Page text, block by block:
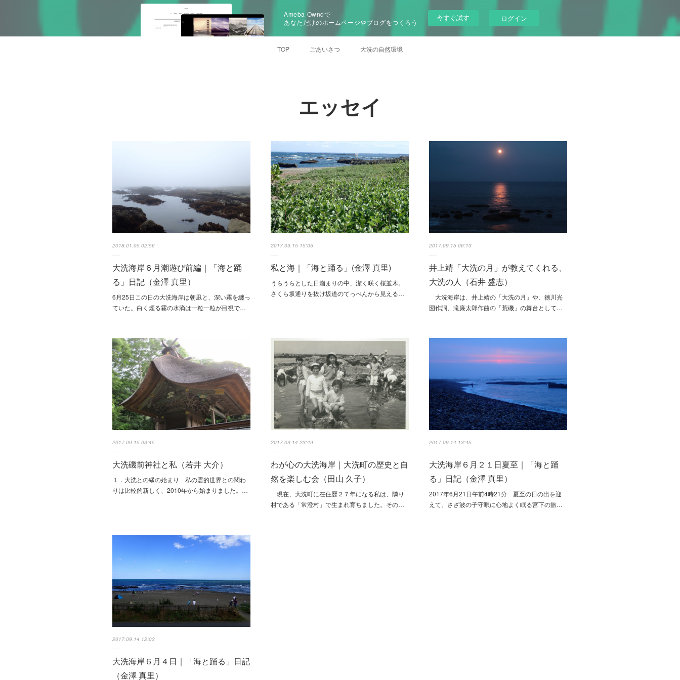
Ameba Owndで
あなただけのホームページやブログをつくろう
今すぐ試す ログイン
TOP ごあいさつ 大洗の自然環境
エッセイ
2018.01.05 02:56
大洗海岸６月潮遊び前編｜「海と踊
る」日記（金澤 真里）
6月25日この日の大洗海岸は朝凪と、深い霧を纏っ
ていた。白く煙る霧の水滴は一粒一粒が目視で…
2017.09.15 15:05
私と海｜「海と踊る」(金澤 真里)
うらうらとした日溜まりの中、潔く咲く桜並木。
さくら坂通りを抜け坂道のてっぺんから見える…
2017.09.15 06:13
井上靖「大洗の月」が教えてくれる、
大洗の人（石井 盛志）
大洗海岸は、井上靖の「大洗の月」や、徳川光
圀作詞、滝廉太郎作曲の「荒磯」の舞台として…
2017.09.15 03:45
大洗磯前神社と私（若井 大介）
１．大洗との縁の始まり 私の霊的世界との関わ
りは比較的新しく、2010年から始まりました。…
2017.09.14 23:49
わが心の大洗海岸｜大洗町の歴史と自
然を楽しむ会（田山 久子）
現在、大洗町に在住歴２７年になる私は、隣り
村である「常澄村」で生まれ育ちました。その…
2017.09.14 13:45
大洗海岸６月２１日夏至｜「海と踊
る」日記（金澤 真里）
2017年6月21日午前4時21分 夏至の日の出を迎
えて。さざ波の子守唄に心地よく眠る宮下の旅…
2017.09.14 12:03
大洗海岸６月４日｜「海と踊る」日記
（金澤 真里）